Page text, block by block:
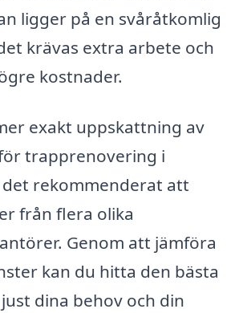
ligger på en svåråtkomlig
krävas extra arbete och
kostnader.
exakt uppskattning av
trapprenovering i
det rekommenderat att
från flera olika
Genom att jämföra
kan du hitta den bästa
dina behov och din